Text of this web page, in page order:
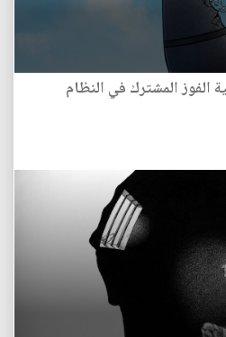
الفوز المشترك في النظام